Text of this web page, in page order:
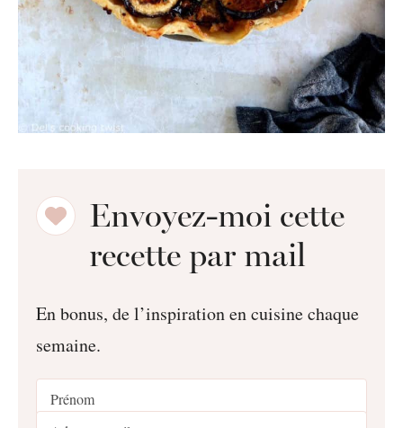
Envoyez-moi cette
recette par mail
En bonus, de l’inspiration en cuisine chaque
semaine.